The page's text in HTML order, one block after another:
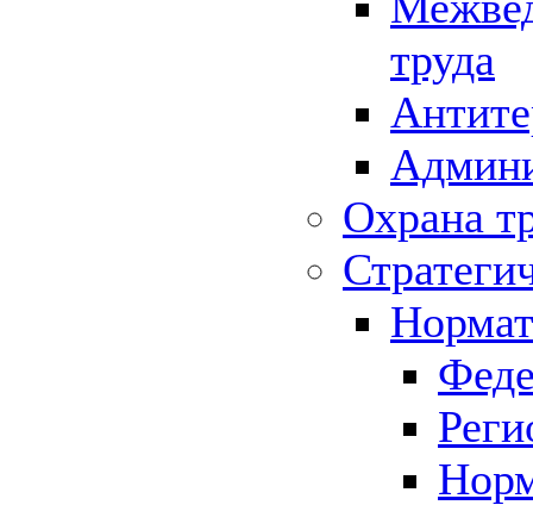
труда
Охрана